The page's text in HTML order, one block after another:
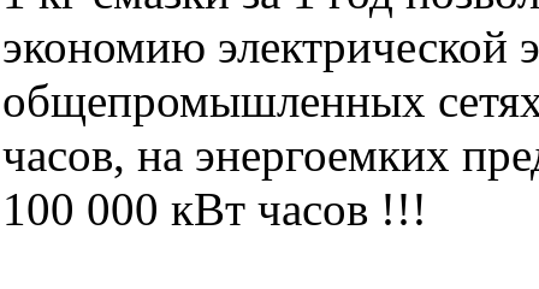
экономию электрической
общепромышленных
часов, на энергоемких
100 000 кВт часов !!!